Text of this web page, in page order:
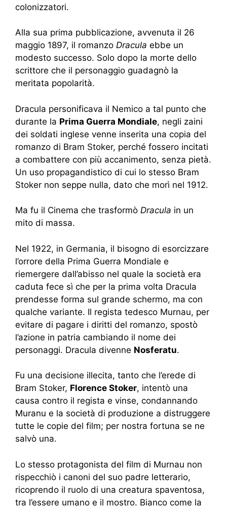
colonizzatori.
Alla sua prima pubblicazione, avvenuta il 26
maggio 1897, il romanzo Dracula ebbe un
modesto successo. Solo dopo la morte dello
scrittore che il personaggio guadagnò la
meritata popolarità.
Dracula personificava il Nemico a tal punto che
durante la Prima Guerra Mondiale, negli zaini
dei soldati inglese venne inserita una copia del
romanzo di Bram Stoker, perché fossero incitati
a combattere con più accanimento, senza pietà.
Un uso propagandistico di cui lo stesso Bram
Stoker non seppe nulla, dato che morì nel 1912.
Ma fu il Cinema che trasformò Dracula in un
mito di massa.
Nel 1922, in Germania, il bisogno di esorcizzare
l’orrore della Prima Guerra Mondiale e
riemergere dall’abisso nel quale la società era
caduta fece sì che per la prima volta Dracula
prendesse forma sul grande schermo, ma con
qualche variante. Il regista tedesco Murnau, per
evitare di pagare i diritti del romanzo, spostò
l’azione in patria cambiando il nome dei
personaggi. Dracula divenne Nosferatu.
Fu una decisione illecita, tanto che l’erede di
Bram Stoker, Florence Stoker, intentò una
causa contro il regista e vinse, condannando
Muranu e la società di produzione a distruggere
tutte le copie del film; per nostra fortuna se ne
salvò una.
Lo stesso protagonista del film di Murnau non
rispecchiò i canoni del suo padre letterario,
ricoprendo il ruolo di una creatura spaventosa,
tra l’essere umano e il mostro. Bianco come la